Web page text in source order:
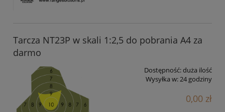
Tarcza NT23P w skali 1:2,5 do pobrania A4 za
darmo
Dostępność:duża ilość
Wysyłka w: 24 godziny
0,00 zł